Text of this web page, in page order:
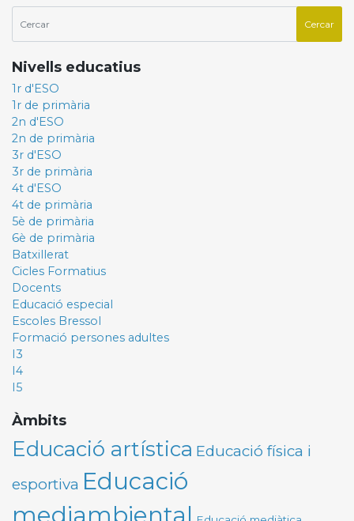
Nivells educatius
1r d'ESO
1r de primària
2n d'ESO
2n de primària
3r d'ESO
3r de primària
4t d'ESO
4t de primària
5è de primària
6è de primària
Batxillerat
Cicles Formatius
Docents
Educació especial
Escoles Bressol
Formació persones adultes
I3
I4
I5
Àmbits
Educació artística Educació física i
esportiva Educació
mediambiental